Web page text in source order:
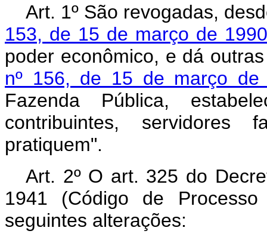
Art. 1º São revogadas,
153, de 15 de março de 1990
poder econômico, e dá
nº 156, de 15 de março de
Fazenda Pública,
contribuintes,
pratiquem".
Art. 2º O art. 325 do
1941 (Código de
seguintes alterações: